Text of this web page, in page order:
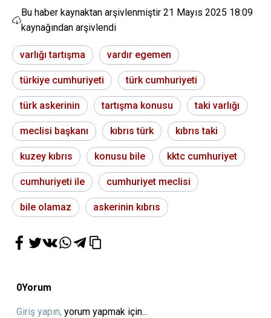
Bu haber kaynaktan arşivlenmiştir 21 Mayıs 2025 18:09
kaynağından arşivlendi
varlığı tartışma vardır egemen
türkiye cumhuriyeti türk cumhuriyeti
türk askerinin tartışma konusu taki varlığı
meclisi başkanı kıbrıs türk kıbrıs taki
kuzey kıbrıs konusu bile kktc cumhuriyet
cumhuriyeti ile cumhuriyet meclisi
bile olamaz askerinin kıbrıs
0Yorum
Giriş yapın, yorum yapmak için...